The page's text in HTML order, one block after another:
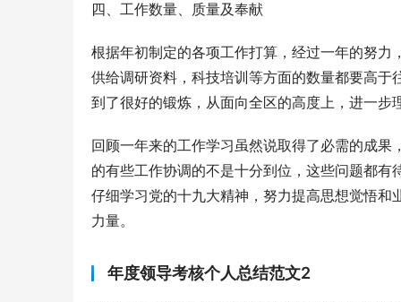
四、工作数量、质量及奉献
根据年初制定的各项工作打算，经过一年的努
供给调研资料，科技培训等方面的数量都要高
到了很好的锻炼，从面向全区的高度上，进一
回顾一年来的工作学习虽然说取得了必需的成
的有些工作协调的不是十分到位，这些问题都
仔细学习党的十九大精神，努力提高思想觉悟
力量。
年度领导考核个人总结范文2